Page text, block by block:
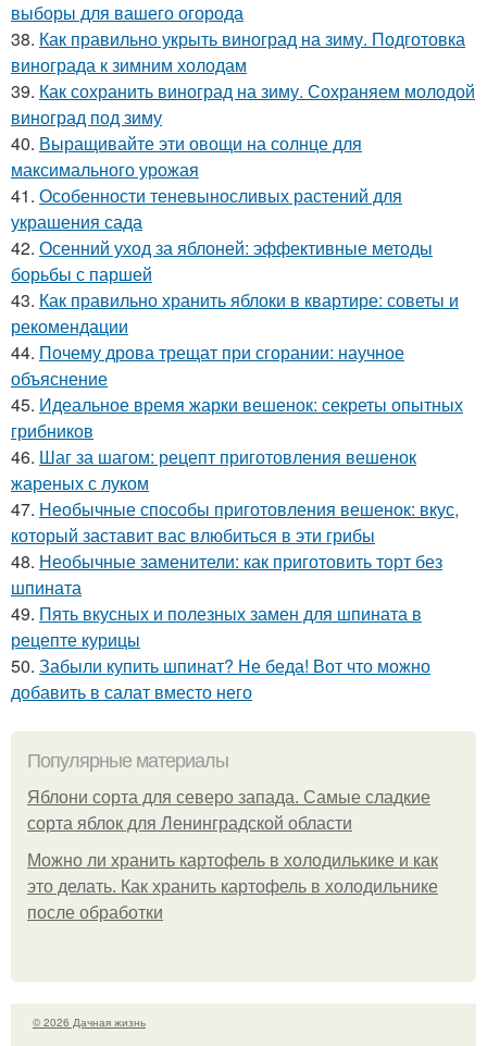
выборы для вашего огорода
38. Как правильно укрыть виноград на зиму. Подготовка
винограда к зимним холодам
39. Как сохранить виноград на зиму. Сохраняем молодой
виноград под зиму
40. Выращивайте эти овощи на солнце для
максимального урожая
41. Особенности теневыносливых растений для
украшения сада
42. Осенний уход за яблоней: эффективные методы
борьбы с паршей
43. Как правильно хранить яблоки в квартире: советы и
рекомендации
44. Почему дрова трещат при сгорании: научное
объяснение
45. Идеальное время жарки вешенок: секреты опытных
грибников
46. Шаг за шагом: рецепт приготовления вешенок
жареных с луком
47. Необычные способы приготовления вешенок: вкус,
который заставит вас влюбиться в эти грибы
48. Необычные заменители: как приготовить торт без
шпината
49. Пять вкусных и полезных замен для шпината в
рецепте курицы
50. Забыли купить шпинат? Не беда! Вот что можно
добавить в салат вместо него
Популярные материалы
Яблони сорта для северо запада. Самые сладкие
сорта яблок для Ленинградской области
Можно ли хранить картофель в холодилькике и как
это делать. Как хранить картофель в холодильнике
после обработки
© 2026 Дачная жизнь